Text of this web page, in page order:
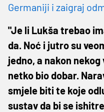
Germaniji i zaigraj
"Je li Lukša trebao
da. Noć i jutro su
jedno, a nakon
netko bio dobar.
smjele biti te koje
sustav da bi se